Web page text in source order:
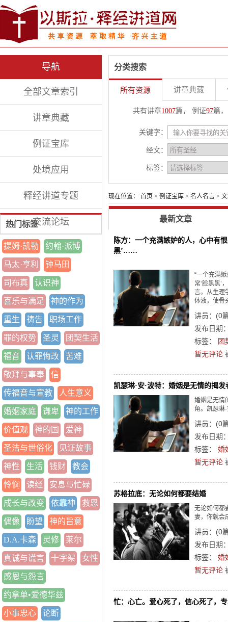
导航
全部文章索引
讲章典藏
例证宝库
处境应用
释经讲道专题
交流论坛
热门标签
提姆·凯勒 约翰·派博
马太·亨利 钟马田
司布真 认识神
喜乐与满足 神的作为
重生 祷告 职场工作
罪的权势 圣灵 团契生活
福音 认罪悔改 苦难
敬拜与事奉 信
传福音与宣教 人生意义
婚姻家庭 谦卑 神的工作
价值观 神的国 爱神
圣洁与世俗化 见证故事
神性 生活 钱财 教会
怜悯 读经 安息与忙碌
成长与改变 依靠神 救恩
偶像 盼望 神的旨意
D.A.卡森 灵修 莱尔
真诚与谎言 十字架 女性
感恩与怨言
约拿单•爱德华兹
小事忠心 论断
分类搜索
所有资源 讲章典藏
共有讲章1007篇， 例证97篇
关键字：
经文：
标签：
现在位置： 首页 > 例证宝库 > 名人名言 >
最新文章
陈方：一个充满嫉妒的人，心中有
黑’……
“一个充满
常‘脸黑黑’
言。从生理
体液，使骨
讲员： (0
发布日期
标签：
团
暂无评论
凯瑟琳·安·波特：婚姻是无情的揭发
婚姻是无情
角。凯瑟琳
讲员： (0
发布日期
标签： 婚
暂无评论
苏格拉底：无论如何都要结婚
无论如何都
妻，你就会
讲员： (0
发布日期
标签： 婚
暂无评论
忙：心亡。爱心死了，信心死了，